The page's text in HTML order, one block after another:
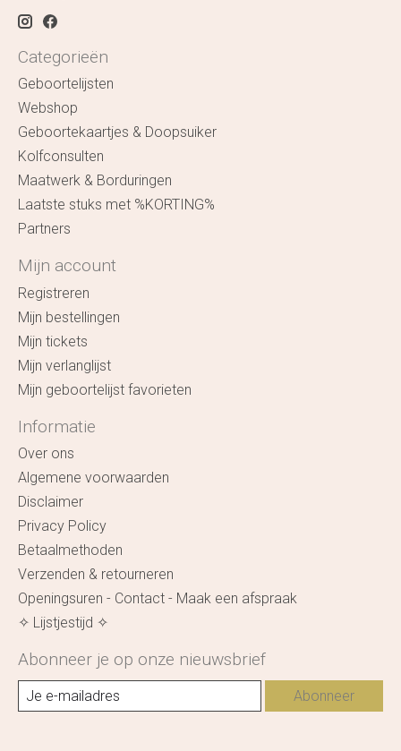
Categorieën
Geboortelijsten
Webshop
Geboortekaartjes & Doopsuiker
Kolfconsulten
Maatwerk & Borduringen
Laatste stuks met %KORTING%
Partners
Mijn account
Registreren
Mijn bestellingen
Mijn tickets
Mijn verlanglijst
Mijn geboortelijst favorieten
Informatie
Over ons
Algemene voorwaarden
Disclaimer
Privacy Policy
Betaalmethoden
Verzenden & retourneren
Openingsuren - Contact - Maak een afspraak
✧ Lijstjestijd ✧
Abonneer je op onze nieuwsbrief
Abonneer